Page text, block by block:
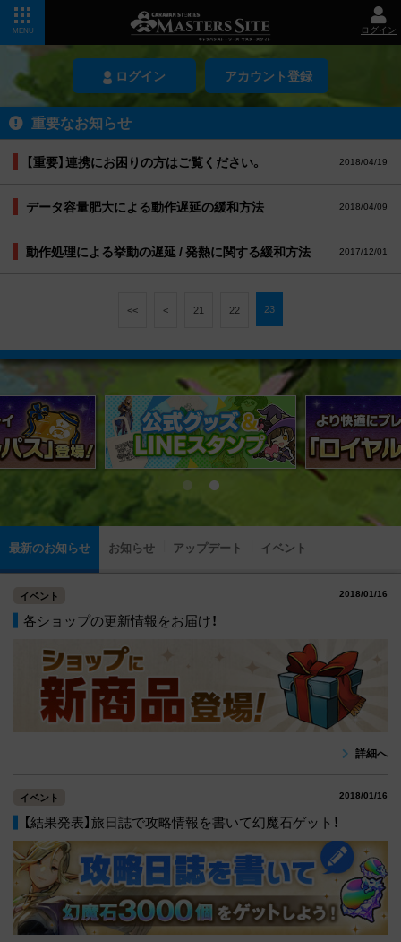
MENU ログイン
ログイン アカウント登録
重要なお知らせ
【重要】連携にお困りの方はご覧ください。 2018/04/19
データ容量肥大による動作遅延の緩和方法 2018/04/09
動作処理による挙動の遅延 / 発熱に関する緩和方法 2017/12/01
<< < 21 22 23
最新のお知らせ お知らせ アップデート イベント
イベント 2018/01/16
各ショップの更新情報をお届け！
詳細へ
イベント 2018/01/16
【結果発表】旅日誌で攻略情報を書いて幻魔石ゲット！